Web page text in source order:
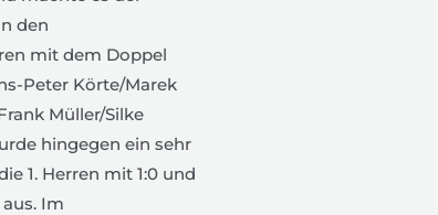
den
mit dem Doppel
Peter Körte/Marek
Müller/Silke
hingegen ein sehr
1. Herren mit 1:0 und
Im